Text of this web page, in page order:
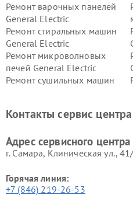
Ремонт варочных панелей
General Electric
Ремонт стиральных машин
General Electric
Ремонт микроволновых
печей General Electric
Ремонт сушильных машин
Electric
Контакты сервис центра
Адрес сервисного
г. Самара, Клиническая ул.,
Горячая линия:
+7 (846) 219-26-53